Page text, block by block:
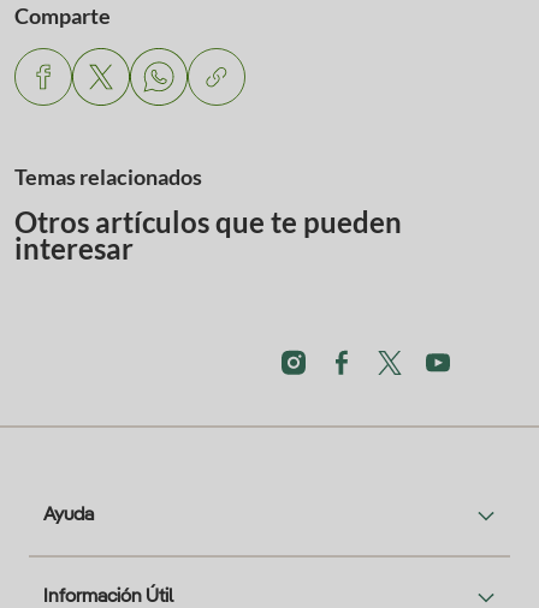
Comparte
Temas relacionados
Otros artículos que te pueden
interesar
Ayuda
Información Útil